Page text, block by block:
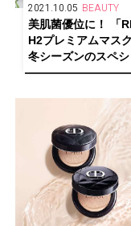
2021.10.05 BEAUTY
美肌菌優位に！ 「
H2プレミアムマス
冬シーズンのスペ
アを。